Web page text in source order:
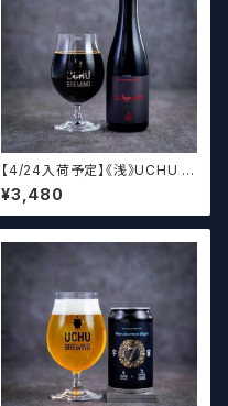
【4/24入荷予定】《浅》UCHU B
REWING LabyrinthN【クラフト
ビール】
¥3,480